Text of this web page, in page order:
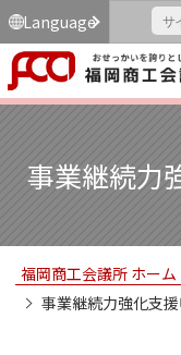
Language
事業継続力
福岡商工会議所 ホーム
事業継続力強化支